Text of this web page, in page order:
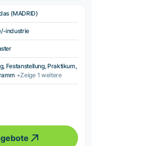
(MADRID)
industrie
Festanstellung, Praktikum,
+Zeige 1 weitere